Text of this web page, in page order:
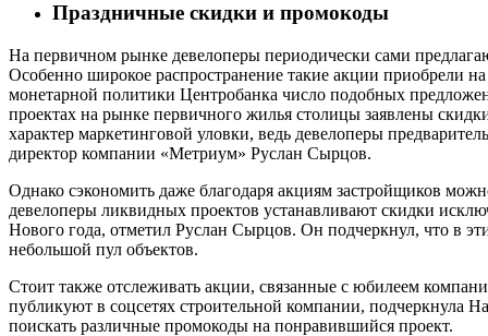
Праздничные скидки и промокоды
На первичном рынке девелоперы периодически сами
Особенно широкое распространение такие акции приобрели
монетарной политики Центробанка число подобных
проектах на рынке первичного жилья столицы заявлены
характер маркетинговой уловки, ведь девелоперы
директор компании «Метриум» Руслан Сырцов.
Однако сэкономить даже благодаря акциям застройщиков
девелоперы ликвидных проектов устанавливают скидки
Нового года, отметил Руслан Сырцов. Он подчеркнул, что в
небольшой пул объектов.
Стоит также отслеживать акции, связанные с юбилеем
публикуют в соцсетях строительной компании, подчеркнула
поискать различные промокоды на понравившийся проект.